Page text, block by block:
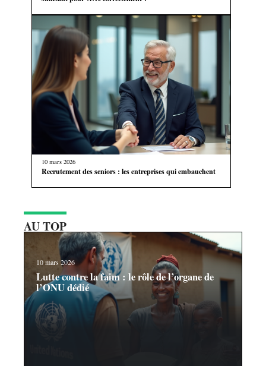
10 mars 2026
Recrutement des seniors : les entreprises qui embauchent
AU TOP
10 mars 2026
Lutte contre la faim : le rôle de l’organe de
l’ONU dédié